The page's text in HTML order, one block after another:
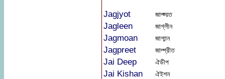
Jagjyot জাগ্জ্য়ত
Jagleen জাগ্লীন
Jagmoan জাগ্মান
Jagpreet জাগ্প্রীত
Jai Deep ঐডীপ
Jai Kishan ঐইশন